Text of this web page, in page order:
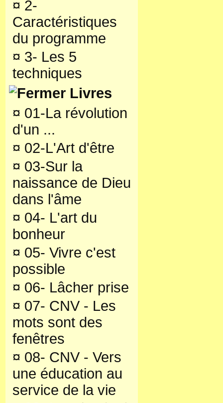
¤ 2-
Caractéristiques
du programme
¤ 3- Les 5
techniques
Livres
¤ 01-La révolution
d'un ...
¤ 02-L'Art d'être
¤ 03-Sur la
naissance de Dieu
dans l'âme
¤ 04- L'art du
bonheur
¤ 05- Vivre c'est
possible
¤ 06- Lâcher prise
¤ 07- CNV - Les
mots sont des
fenêtres
¤ 08- CNV - Vers
une éducation au
service de la vie